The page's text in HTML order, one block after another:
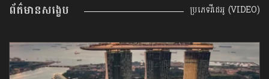
ព័ត៌មានសង្ខេប ប្រភេទវីដេអូ (VIDEO)